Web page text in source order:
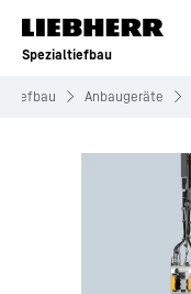
Zum Inhalt springen
Spezialtiefbau
Anbaugeräte